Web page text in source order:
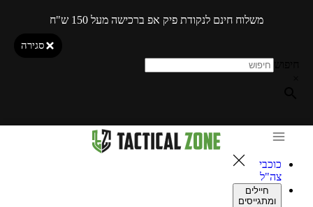
משלוח חינם לנקודת פיק אפ ברכישה מעל 150 ש"ח
סגירה
כוכבי
צה"ל
חיילים
ומתגייסים